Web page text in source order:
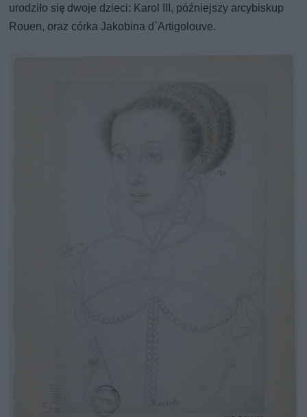
urodziło się dwoje dzieci: Karol III, późniejszy arcybiskup
Rouen, oraz córka Jakobina d`Artigolouve.